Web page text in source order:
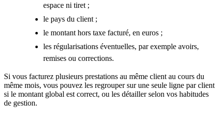
espace ni tiret ;
le pays du client ;
le montant hors taxe facturé, en euros ;
les régularisations éventuelles, par exemple avoirs,
remises ou corrections.
Si vous facturez plusieurs prestations au même client au cours du
même mois, vous pouvez les regrouper sur une seule ligne par client
si le montant global est correct, ou les détailler selon vos habitudes
de gestion.